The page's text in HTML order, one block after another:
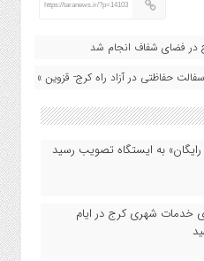
https://taranews.ir/?p=14103
در فضای شفاف انجام شد
به ایستگاه تصویب رسید
خدمات شهری کرج در ایام